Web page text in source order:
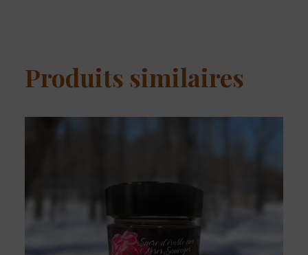
Produits similaires